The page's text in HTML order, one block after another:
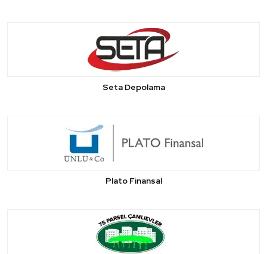
Seta Depolama
Plato Finansal